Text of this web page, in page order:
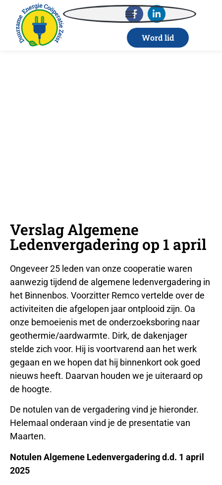
Word lid
Verslag Algemene
Ledenvergadering op 1 april
Ongeveer 25 leden van onze cooperatie waren
aanwezig tijdend de algemene ledenvergadering in
het Binnenbos. Voorzitter Remco vertelde over de
activiteiten die afgelopen jaar ontplooid zijn. Oa
onze bemoeienis met de onderzoeksboring naar
geothermie/aardwarmte. Dirk, de dakenjager
stelde zich voor. Hij is voortvarend aan het werk
gegaan en we hopen dat hij binnenkort ook goed
nieuws heeft. Daarvan houden we je uiteraard op
de hoogte.
De notulen van de vergadering vind je hieronder.
Helemaal onderaan vind je de presentatie van
Maarten.
Notulen Algemene Ledenvergadering d.d. 1 april
2025